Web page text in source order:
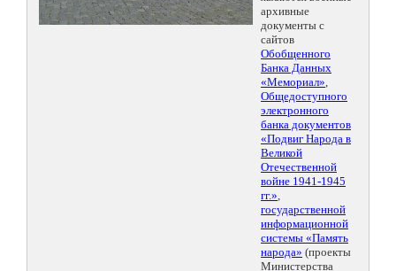
архивные
документы с
сайтов
Обобщенного
Банка Данных
«Мемориал»,
Общедоступного
электронного
банка документов
«Подвиг Народа в
Великой
Отечественной
войне 1941-1945
гг.»,
государственной
информационной
системы «Память
народа» (проекты
Министерства